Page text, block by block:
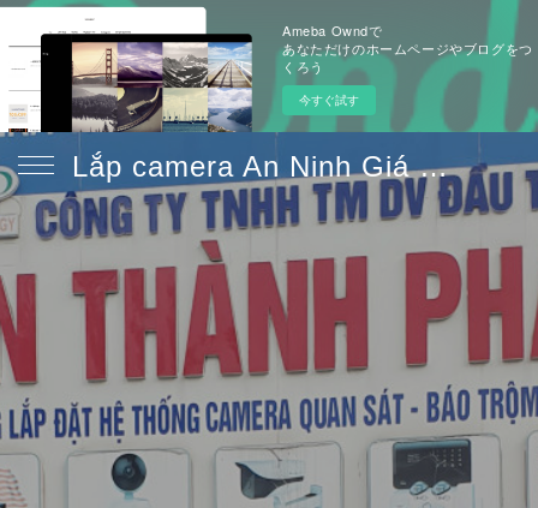
Ameba Owndで
あなただけのホームページやブログをつ
くろう
今すぐ試す
Lắp camera An Ninh Giá Rẻ Chính Hãng